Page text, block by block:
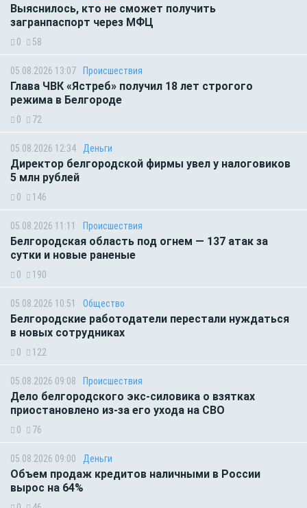
Выяснилось, кто не сможет получить
загранпаспорт через МФЦ
0 58
05.08.2026 13:07 Происшествия
Глава ЧВК «Ястреб» получил 18 лет строгого
режима в Белгороде
0 72
05.08.2026 12:34 Деньги
Директор белгородской фирмы увел у налоговиков
5 млн рублей
0 146
05.08.2026 11:11 Происшествия
Белгородская область под огнем — 137 атак за
сутки и новые раненые
0 190
05.08.2026 10:51 Общество
Белгородские работодатели перестали нуждаться
в новых сотрудниках
0 122
05.08.2026 09:08 Происшествия
Дело белгородского экс-силовика о взятках
приостановлено из-за его ухода на СВО
0 76
05.08.2026 09:00 Деньги
Объем продаж кредитов наличными в России
вырос на 64%